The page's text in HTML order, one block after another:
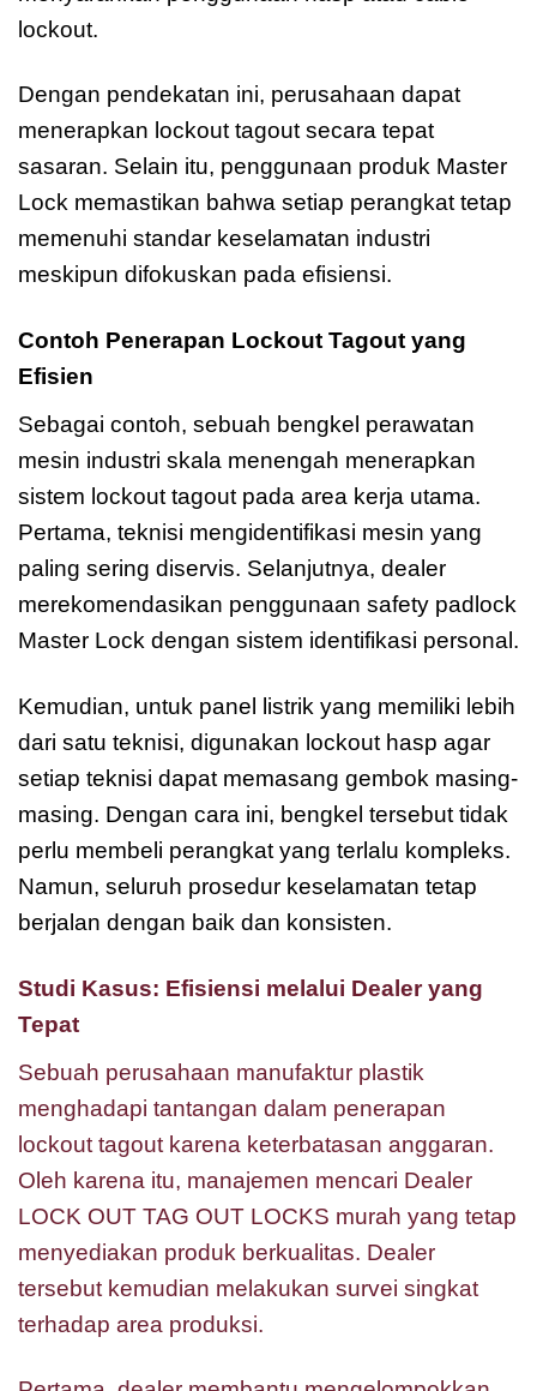
lockout.
Dengan pendekatan ini, perusahaan dapat
menerapkan lockout tagout secara tepat
sasaran. Selain itu, penggunaan produk Master
Lock memastikan bahwa setiap perangkat tetap
memenuhi standar keselamatan industri
meskipun difokuskan pada efisiensi.
Contoh Penerapan Lockout Tagout yang
Efisien
Sebagai contoh, sebuah bengkel perawatan
mesin industri skala menengah menerapkan
sistem lockout tagout pada area kerja utama.
Pertama, teknisi mengidentifikasi mesin yang
paling sering diservis. Selanjutnya, dealer
merekomendasikan penggunaan safety padlock
Master Lock dengan sistem identifikasi personal.
Kemudian, untuk panel listrik yang memiliki lebih
dari satu teknisi, digunakan lockout hasp agar
setiap teknisi dapat memasang gembok masing-
masing. Dengan cara ini, bengkel tersebut tidak
perlu membeli perangkat yang terlalu kompleks.
Namun, seluruh prosedur keselamatan tetap
berjalan dengan baik dan konsisten.
Studi Kasus: Efisiensi melalui Dealer yang
Tepat
Sebuah perusahaan manufaktur plastik
menghadapi tantangan dalam penerapan
lockout tagout karena keterbatasan anggaran.
Oleh karena itu, manajemen mencari Dealer
LOCK OUT TAG OUT LOCKS murah yang tetap
menyediakan produk berkualitas. Dealer
tersebut kemudian melakukan survei singkat
terhadap area produksi.